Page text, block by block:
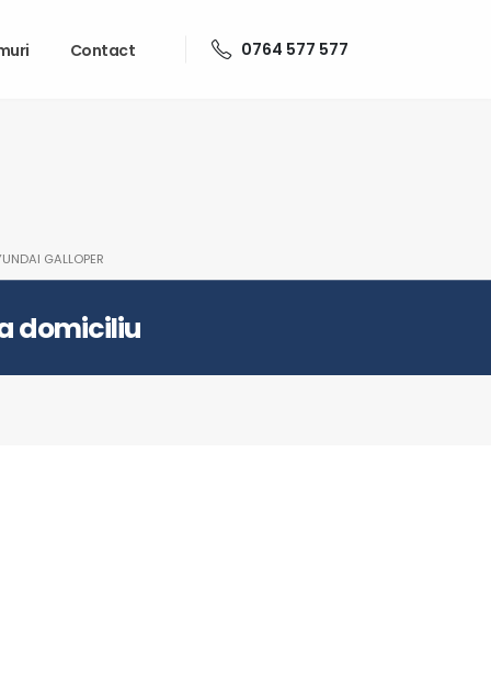
Contact 0764 577 577
GALLOPER
domiciliu